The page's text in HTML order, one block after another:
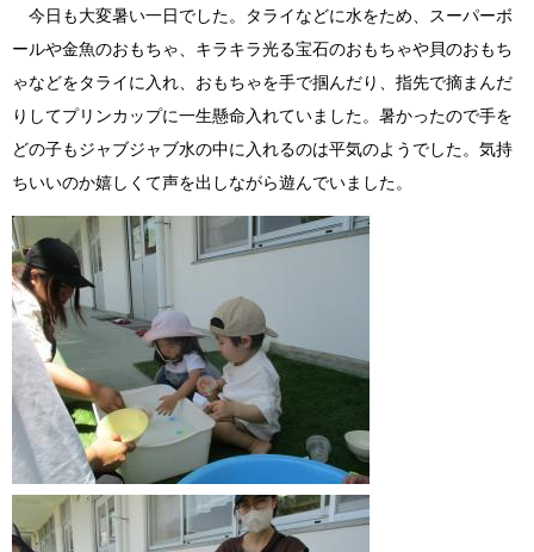
今日も大変暑い一日でした。タライなどに水をため、スーパーボ
ールや金魚のおもちゃ、キラキラ光る宝石のおもちゃや貝のおもち
ゃなどをタライに入れ、おもちゃを手で掴んだり、指先で摘まんだ
りしてプリンカップに一生懸命入れていました。暑かったので手を
どの子もジャブジャブ水の中に入れるのは平気のようでした。気持
ちいいのか嬉しくて声を出しながら遊んでいました。